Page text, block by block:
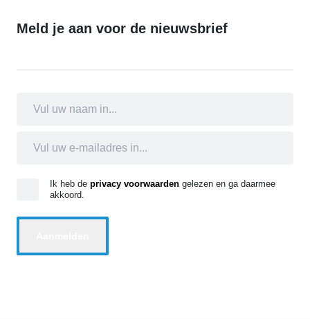
Meld je aan voor de nieuwsbrief
Ik heb de privacy voorwaarden gelezen en ga daarmee
akkoord.